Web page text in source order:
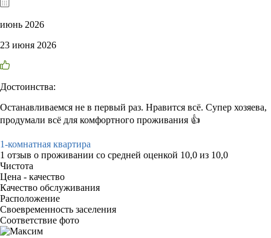
июнь 2026
23 июня 2026
Достоинства:
Останавливаемся не в первый раз. Нравится всё. Супер хозяева,
продумали всё для комфортного проживания 👍
1-комнатная квартира
1 отзыв о проживании со средней оценкой 10,0 из 10,0
Чистота
Цена - качество
Качество обслуживания
Расположение
Своевременность заселения
Соответствие фото